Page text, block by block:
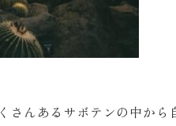
さんあるサボテンの中か